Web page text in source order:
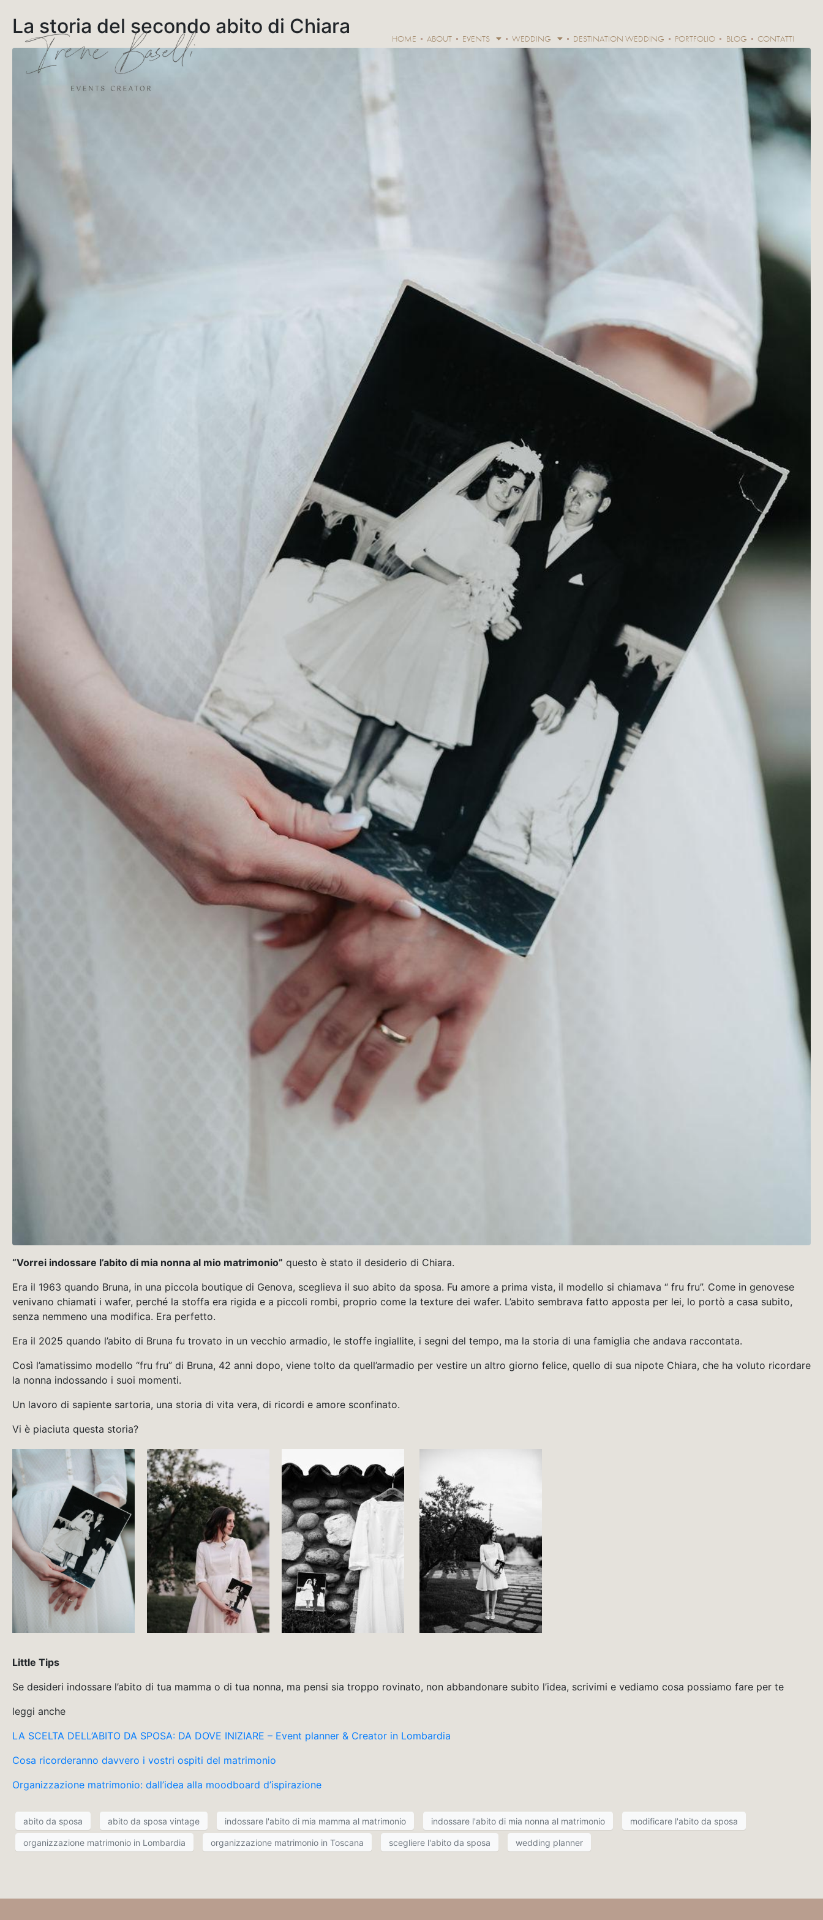
HOME ABOUT EVENTS WEDDING DESTINATION WEDDING PORTFOLIO BLOG CONTATTI
La storia del secondo abito di Chiara
“Vorrei indossare l’abito di mia nonna al mio matrimonio” questo è stato il desiderio di Chiara.
Era il 1963 quando Bruna, in una piccola boutique di Genova, sceglieva il suo abito da sposa. Fu amore a prima vista, il modello si chiamava “ fru fru”. Come in genovese
venivano chiamati i wafer, perché la stoffa era rigida e a piccoli rombi, proprio come la texture dei wafer. L’abito sembrava fatto apposta per lei, lo portò a casa subito,
senza nemmeno una modifica. Era perfetto.
Era il 2025 quando l’abito di Bruna fu trovato in un vecchio armadio, le stoffe ingiallite, i segni del tempo, ma la storia di una famiglia che andava raccontata.
Così l’amatissimo modello “fru fru” di Bruna, 42 anni dopo, viene tolto da quell’armadio per vestire un altro giorno felice, quello di sua nipote Chiara, che ha voluto ricordare
la nonna indossando i suoi momenti.
Un lavoro di sapiente sartoria, una storia di vita vera, di ricordi e amore sconfinato.
Vi è piaciuta questa storia?
Little Tips
Se desideri indossare l’abito di tua mamma o di tua nonna, ma pensi sia troppo rovinato, non abbandonare subito l’idea, scrivimi e vediamo cosa possiamo fare per te
leggi anche
LA SCELTA DELL’ABITO DA SPOSA: DA DOVE INIZIARE – Event planner & Creator in Lombardia
Cosa ricorderanno davvero i vostri ospiti del matrimonio
Organizzazione matrimonio: dall’idea alla moodboard d’ispirazione
abito da sposa abito da sposa vintage indossare l'abito di mia mamma al matrimonio indossare l'abito di mia nonna al matrimonio modificare l'abito da sposa
organizzazione matrimonio in Lombardia organizzazione matrimonio in Toscana scegliere l'abito da sposa wedding planner